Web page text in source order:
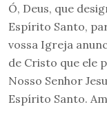
Ó, Deus, que
Espírito Santo,
vossa Igreja
de Cristo que ele
Nosso Senhor
Espírito Santo.